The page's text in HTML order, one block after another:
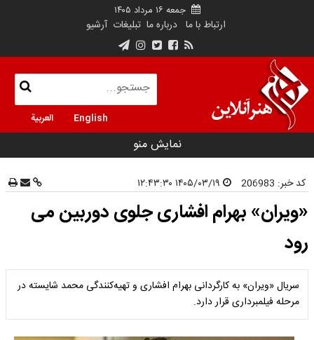
جمعه ۱۶ مرداد ۱۴۰۵
ارتباط با ما درباره ما تبلیغات آرشیو
English العربية
نمایش منو
کد خبر: 206983
«ویران» بهرام افشاری جلوی دوربین می
رود
سریال «ویران» به کارگردانی بهرام افشاری و تهیه‌کنندگی محمد شایسته در
مرحله فیلمبرداری قرار دارد.